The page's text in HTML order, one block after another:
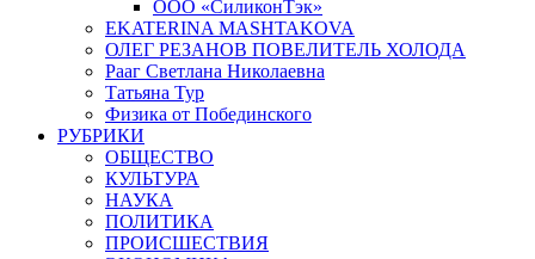
ООО «СиликонТэк»
EKATERINA MASHTAKOVA
ОЛЕГ РЕЗАНОВ ПОВЕЛИТЕЛЬ ХОЛОДА
Рааг Светлана Николаевна
Татьяна Тур
Физика от Побединского
РУБРИКИ
ОБЩЕСТВО
КУЛЬТУРА
НАУКА
ПОЛИТИКА
ПРОИСШЕСТВИЯ